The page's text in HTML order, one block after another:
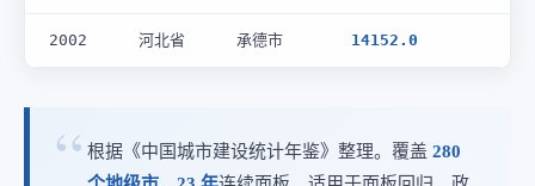
2002 河北省 承德市 14152.0
根据《中国城市建设统计年鉴》整理。覆盖 280